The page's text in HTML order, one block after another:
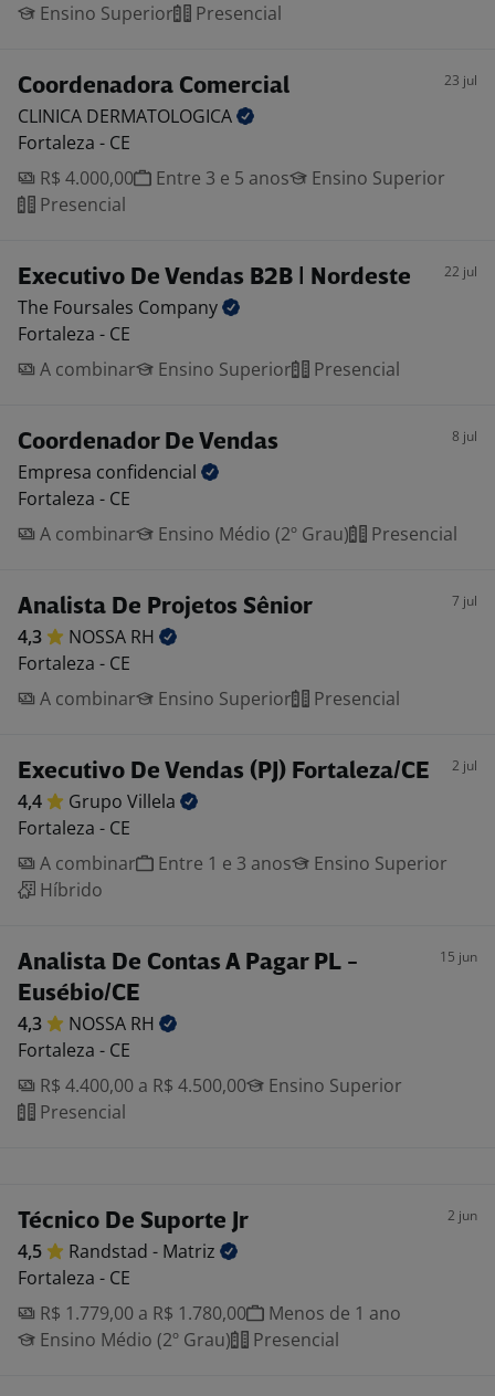
Ensino Superior
Presencial
Coordenadora Comercial 23 jul
CLINICA DERMATOLOGICA
Fortaleza - CE
R$ 4.000,00
Entre 3 e 5 anos
Ensino Superior
Presencial
Executivo De Vendas B2B | Nordeste 22 jul
The Foursales Company
Fortaleza - CE
A combinar
Ensino Superior Presencial
Coordenador De Vendas 8 jul
Empresa confidencial
Fortaleza - CE
A combinar
Ensino Médio (2º Grau) Presencial
Analista De Projetos Sênior 7 jul
4,3 NOSSA RH
Fortaleza - CE
A combinar
Ensino Superior Presencial
Executivo De Vendas (PJ) Fortaleza/CE 2 jul
4,4 Grupo Villela
Fortaleza - CE
A combinar
Entre 1 e 3 anos
Ensino Superior
Híbrido
Analista De Contas A Pagar PL -
Eusébio/CE
15 jun
4,3 NOSSA RH
Fortaleza - CE
R$ 4.400,00 a R$ 4.500,00
Ensino Superior
Presencial
Técnico De Suporte Jr 2 jun
4,5 Randstad - Matriz
Fortaleza - CE
R$ 1.779,00 a R$ 1.780,00
Menos de 1 ano
Ensino Médio (2º Grau)
Presencial